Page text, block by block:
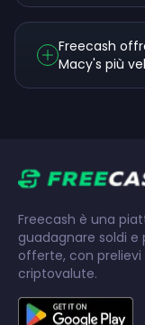
Freecash
Macy's più
Freecash è una
guadagnare soldi
offerte, con
criptovalute.